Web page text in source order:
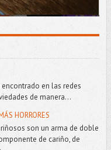
encontrado en las redes
de manera...
HORRORES
son un arma de doble
de cariño, de